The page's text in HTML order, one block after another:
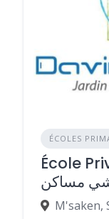
ÉCOLES
École
مساكن
M'saken,